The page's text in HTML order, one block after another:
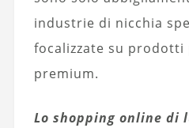
industrie di nicchia
focalizzate su prodotti
premium.
Lo shopping online di